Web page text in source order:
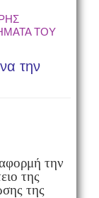
ΤΟΥ
την
την
της
της